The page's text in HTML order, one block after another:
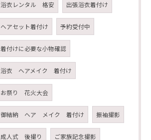
浴衣レンタル 格安 出張浴衣着付け
ヘアセット着付け 予約受付中
着付けに必要な小物確認
浴衣 ヘアメイク 着付け
お祭り 花火大会
御結納 ヘア メイク 着付け 振袖撮影
成人式 後撮り ご家族記念撮影